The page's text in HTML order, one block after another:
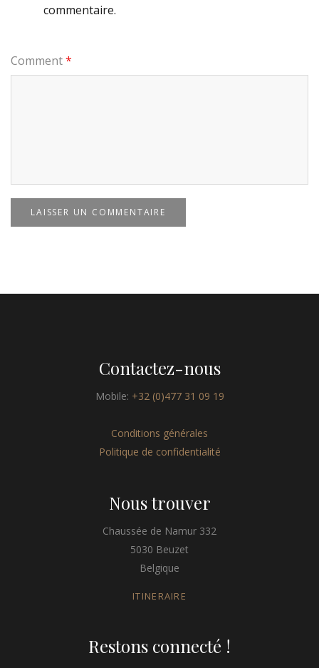
commentaire.
Comment*
LAISSER UN COMMENTAIRE
Contactez-nous
Mobile: +32 (0)477 31 09 19
Conditions générales
Politique de confidentialité
Nous trouver
Chaussée de Namur 332
5030 Beuzet
Belgique
ITINERAIRE
Restons connecté !